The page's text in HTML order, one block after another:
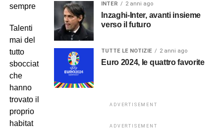
sempre
Talenti
mai del
tutto
sbocciati,
che
hanno
trovato il
proprio
habitat
INTER 2 anni ago
Inzaghi-Inter, avanti insieme
verso il futuro
TUTTE LE NOTIZIE 2 anni ago
Euro 2024, le quattro favorite
ADVERTISEMENT
ADVERTISEMENT